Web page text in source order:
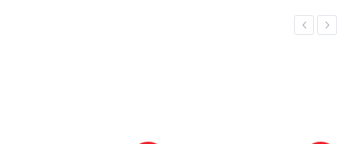
Previous
Next